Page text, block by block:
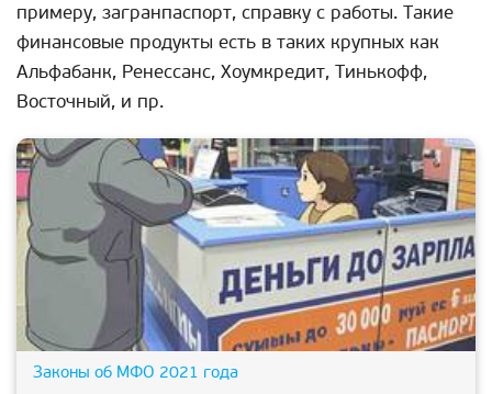
примеру, загранпаспорт, справку с работы. Такие
финансовые продукты есть в таких крупных как
Альфабанк, Ренессанс, Хоумкредит, Тинькофф,
Восточный, и пр.
Законы об МФО 2021 года